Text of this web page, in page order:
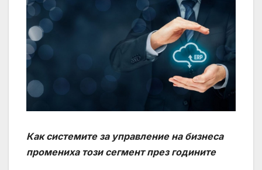
Как системите за управление на бизнеса
промениха този сегмент през годините